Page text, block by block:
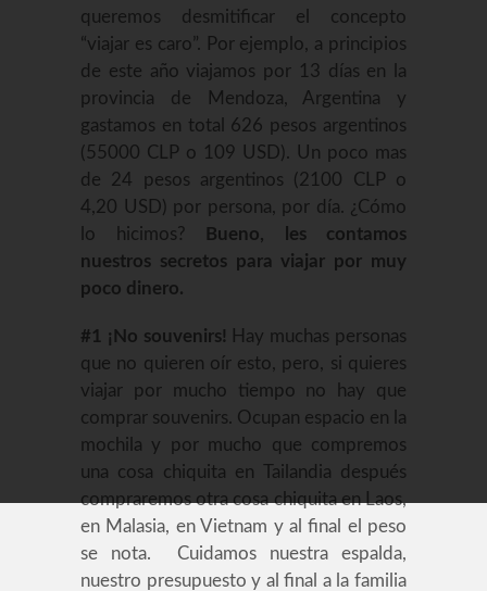
queremos desmitificar el concepto
“viajar es caro”. Por ejemplo, a principios
de este año viajamos por 13 días en la
provincia de Mendoza, Argentina y
gastamos en total 626 pesos argentinos
(55000 CLP o 109 USD). Un poco mas
de 24 pesos argentinos (2100 CLP o
4,20 USD) por persona, por día. ¿Cómo
lo hicimos?
Bueno, les contamos
nuestros secretos para viajar por muy
poco dinero.
#1 ¡No souvenirs! Hay muchas personas
que no quieren oír esto, pero, si quieres
viajar por mucho tiempo no hay que
comprar souvenirs. Ocupan espacio en la
mochila y por mucho que compremos
una cosa chiquita en Tailandia después
compraremos otra cosa chiquita en Laos,
en Malasia, en Vietnam y al final el peso
se nota. Cuidamos nuestra espalda,
nuestro presupuesto y al final a la familia